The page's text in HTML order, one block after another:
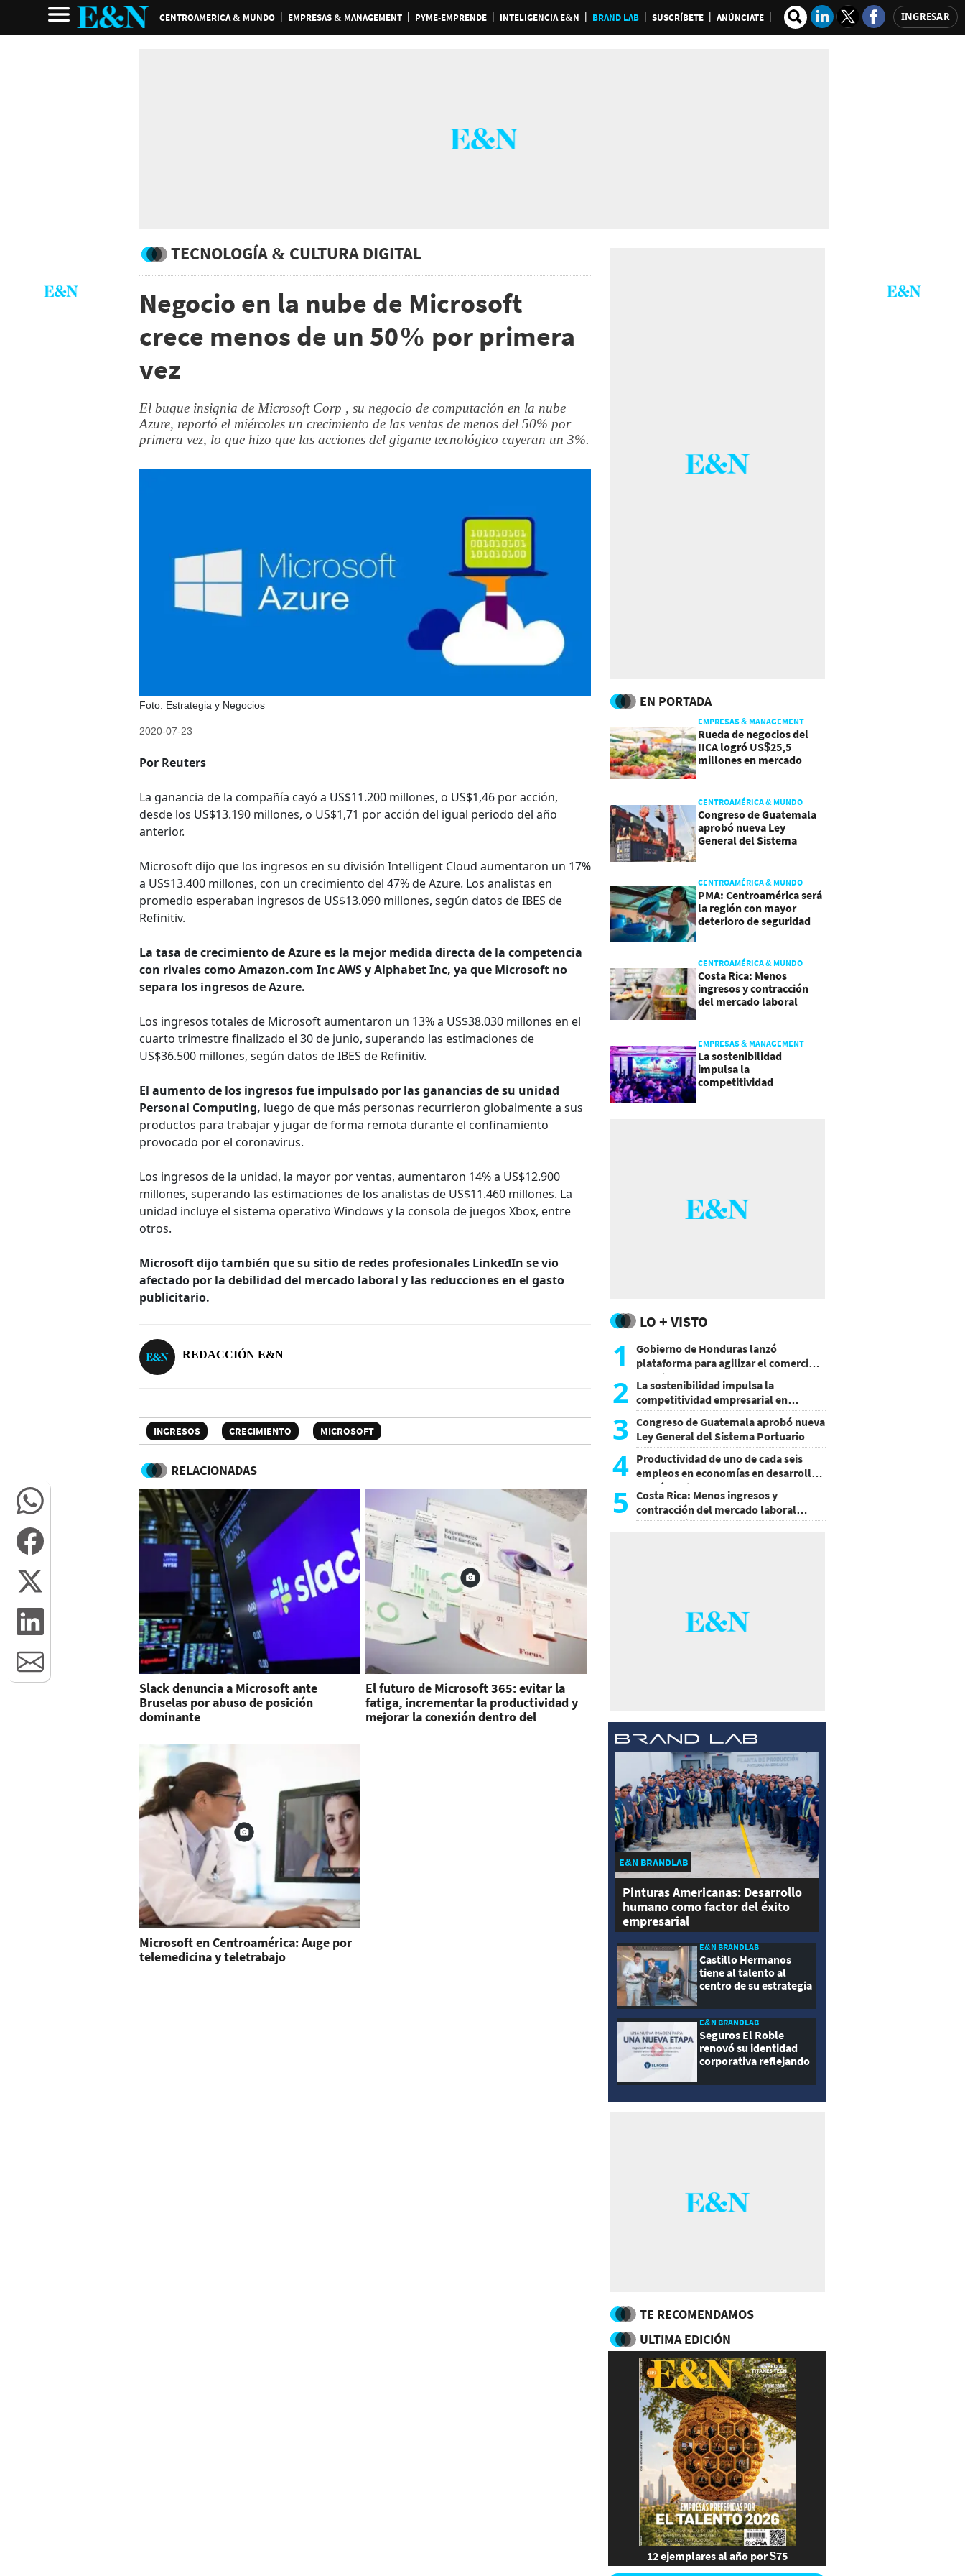
CENTROAMERICA & MUNDO EMPRESAS & MANAGEMENT PYME-EMPRENDE INTELIGENCIA E&N BRAND LAB SUSCRÍBETE ANÚNCIATE INGRESAR
TECNOLOGÍA & CULTURA DIGITAL
Negocio en la nube de Microsoft
crece menos de un 50% por primera
vez
El buque insignia de Microsoft Corp , su negocio de computación en la nube
Azure, reportó el miércoles un crecimiento de las ventas de menos del 50% por
primera vez, lo que hizo que las acciones del gigante tecnológico cayeran un 3%.
Foto: Estrategia y Negocios
2020-07-23
Por Reuters
La ganancia de la compañía cayó a US$11.200 millones, o US$1,46 por acción,
desde los US$13.190 millones, o US$1,71 por acción del igual periodo del año
anterior.
Microsoft dijo que los ingresos en su división Intelligent Cloud aumentaron un 17%
a US$13.400 millones, con un crecimiento del 47% de Azure. Los analistas en
promedio esperaban ingresos de US$13.090 millones, según datos de IBES de
Refinitiv.
La tasa de crecimiento de Azure es la mejor medida directa de la competencia
con rivales como Amazon.com Inc AWS y Alphabet Inc, ya que Microsoft no
separa los ingresos de Azure.
Los ingresos totales de Microsoft aumentaron un 13% a US$38.030 millones en el
cuarto trimestre finalizado el 30 de junio, superando las estimaciones de
US$36.500 millones, según datos de IBES de Refinitiv.
El aumento de los ingresos fue impulsado por las ganancias de su unidad
Personal Computing, luego de que más personas recurrieron globalmente a sus
productos para trabajar y jugar de forma remota durante el confinamiento
provocado por el coronavirus.
Los ingresos de la unidad, la mayor por ventas, aumentaron 14% a US$12.900
millones, superando las estimaciones de los analistas de US$11.460 millones. La
unidad incluye el sistema operativo Windows y la consola de juegos Xbox, entre
otros.
Microsoft dijo también que su sitio de redes profesionales LinkedIn se vio
afectado por la debilidad del mercado laboral y las reducciones en el gasto
publicitario.
REDACCIÓN E&N
INGRESOS CRECIMIENTO MICROSOFT
RELACIONADAS
Slack denuncia a Microsoft ante
Bruselas por abuso de posición
dominante
El futuro de Microsoft 365: evitar la
fatiga, incrementar la productividad y
mejorar la conexión dentro del
Microsoft en Centroamérica: Auge por
telemedicina y teletrabajo
EN PORTADA
EMPRESAS & MANAGEMENT
Rueda de negocios del
IICA logró US$25,5
millones en mercado
CENTROAMÉRICA & MUNDO
Congreso de Guatemala
aprobó nueva Ley
General del Sistema
CENTROAMÉRICA & MUNDO
PMA: Centroamérica será
la región con mayor
deterioro de seguridad
CENTROAMÉRICA & MUNDO
Costa Rica: Menos
ingresos y contracción
del mercado laboral
EMPRESAS & MANAGEMENT
La sostenibilidad
impulsa la
competitividad
LO + VISTO
1
Gobierno de Honduras lanzó
plataforma para agilizar el comercio
exterior
2 La sostenibilidad impulsa la
competitividad empresarial en
Guatemala
3 Congreso de Guatemala aprobó nueva
Ley General del Sistema Portuario
4 Productividad de uno de cada seis
empleos en economías en desarrollo
podría mejorar por la IA
5
Costa Rica: Menos ingresos y
contracción del mercado laboral
causan baja del consumo
E&N BRANDLAB
Pinturas Americanas: Desarrollo
humano como factor del éxito
empresarial
E&N BRANDLAB
Castillo Hermanos
tiene al talento al
centro de su estrategia
E&N BRANDLAB
Seguros El Roble
renovó su identidad
corporativa reflejando
modernidad
TE RECOMENDAMOS
ULTIMA EDICIÓN
12 ejemplares al año por $75